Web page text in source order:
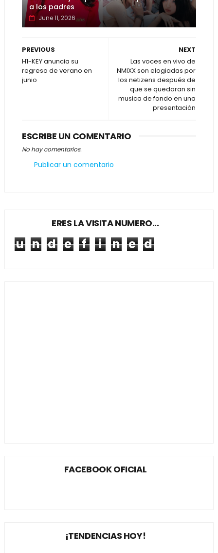
a los padres
June 11, 2026
NEXT
Las voces en vivo de
NMIXX son elogiadas por
los netizens después de
que se quedaran sin
musica de fondo en una
presentación
PREVIOUS
H1-KEY anuncia su
regreso de verano en
junio
ESCRIBE UN COMENTARIO
No hay comentarios.
Publicar un comentario
ERES LA VISITA NUMERO...
u n d e f i n e d
FACEBOOK OFICIAL
¡TENDENCIAS HOY!